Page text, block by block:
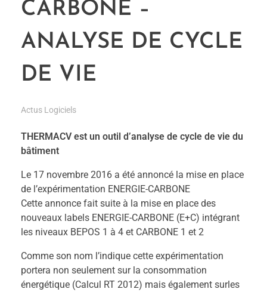
CARBONE –
ANALYSE DE CYCLE
DE VIE
Actus Logiciels
THERMACV est un outil d’analyse de cycle de vie du
bâtiment
Le 17 novembre 2016 a été annoncé la mise en place
de l’expérimentation ENERGIE-CARBONE
Cette annonce fait suite à la mise en place des
nouveaux labels ENERGIE-CARBONE (E+C) intégrant
les niveaux BEPOS 1 à 4 et CARBONE 1 et 2
Comme son nom l’indique cette expérimentation
portera non seulement sur la consommation
énergétique (Calcul RT 2012) mais également surles